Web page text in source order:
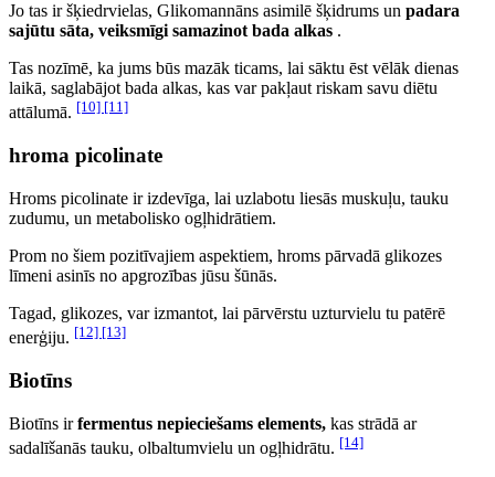
Jo tas ir šķiedrvielas, Glikomannāns asimilē šķidrums un padara
sajūtu sāta, veiksmīgi samazinot bada alkas .
Tas nozīmē, ka jums būs mazāk ticams, lai sāktu ēst vēlāk dienas
laikā, saglabājot bada alkas, kas var pakļaut riskam savu diētu
attālumā. [10] [11]
hroma picolinate
Hroms picolinate ir izdevīga, lai uzlabotu liesās muskuļu, tauku
zudumu, un metabolisko ogļhidrātiem.
Prom no šiem pozitīvajiem aspektiem, hroms pārvadā glikozes
līmeni asinīs no apgrozības jūsu šūnās.
Tagad, glikozes, var izmantot, lai pārvērstu uzturvielu tu patērē
enerģiju. [12] [13]
Biotīns
Biotīns irfermentus nepieciešams elements, kas strādā ar
sadalīšanās tauku, olbaltumvielu un ogļhidrātu. [14]